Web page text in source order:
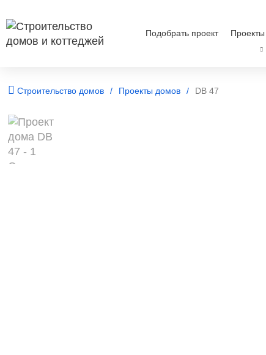
Подобрать проект
Строительство домов Проекты домов DB 47